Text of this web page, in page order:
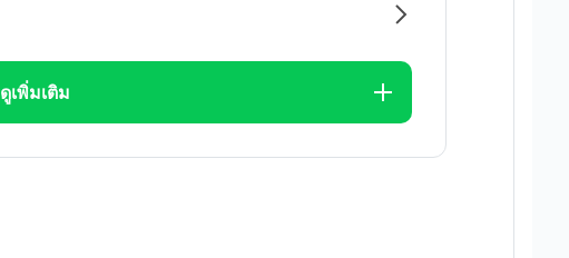
ดูเพิ่มเติม